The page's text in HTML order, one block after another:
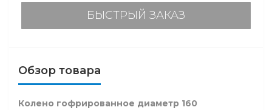
БЫСТРЫЙ ЗАКАЗ
Обзор товара
Колено гофрированное диаметр 160